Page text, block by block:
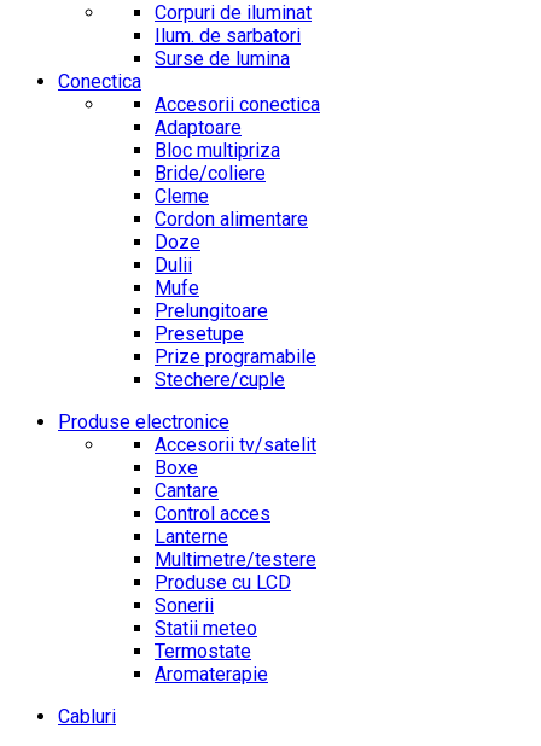
Corpuri de iluminat
Ilum. de sarbatori
Surse de lumina
Conectica
Accesorii conectica
Adaptoare
Bloc multipriza
Bride/coliere
Cleme
Cordon alimentare
Doze
Dulii
Mufe
Prelungitoare
Presetupe
Prize programabile
Stechere/cuple
Produse electronice
Accesorii tv/satelit
Boxe
Cantare
Control acces
Lanterne
Multimetre/testere
Produse cu LCD
Sonerii
Statii meteo
Termostate
Aromaterapie
Cabluri